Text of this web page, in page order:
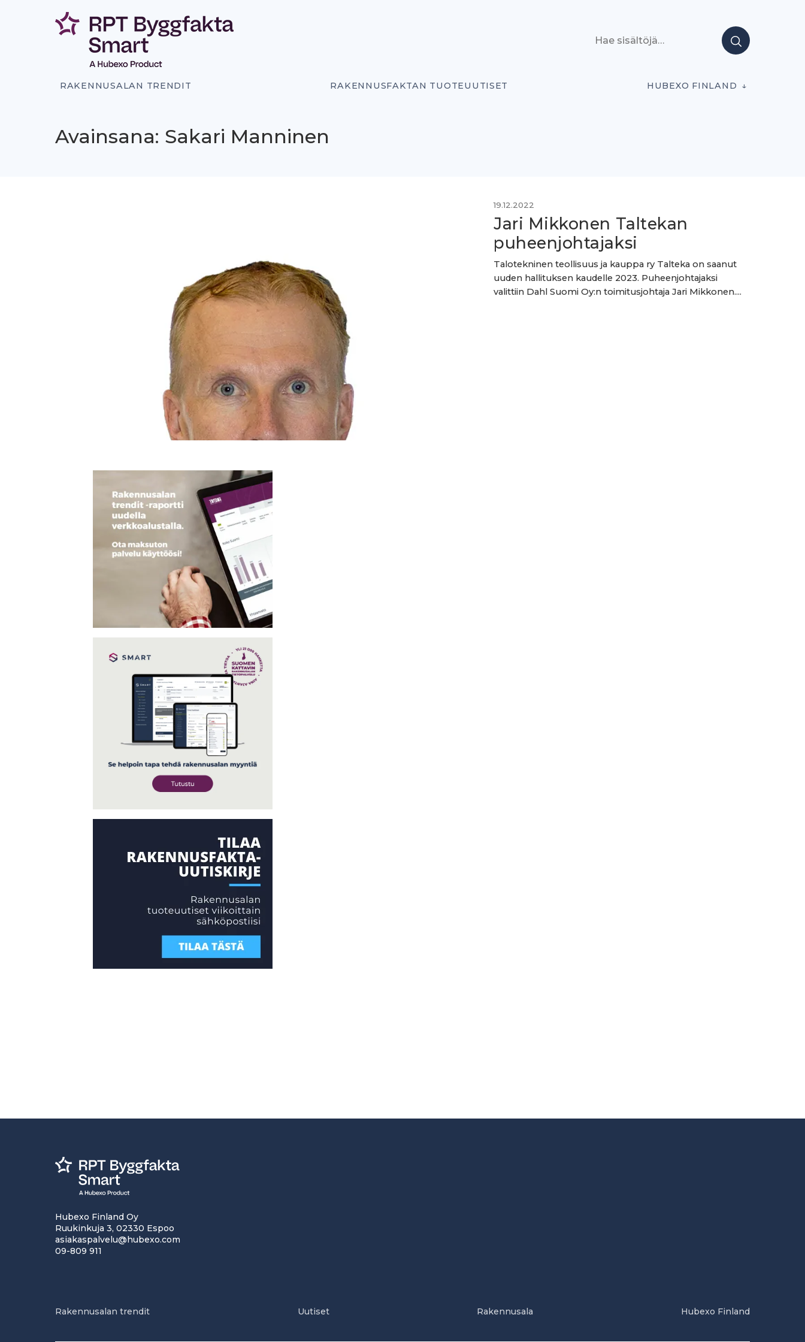
RAKENNUSALAN TRENDIT RAKENNUSFAKTAN TUOTEUUTISET HUBEXO FINLAND
Avainsana: Sakari Manninen
19.12.2022
Jari Mikkonen Taltekan
puheenjohtajaksi
Talotekninen teollisuus ja kauppa ry Talteka on saanut
uuden hallituksen kaudelle 2023. Puheenjohtajaksi
valittiin Dahl Suomi Oy:n toimitusjohtaja Jari Mikkonen....
Hubexo Finland Oy
Ruukinkuja 3, 02330 Espoo
asiakaspalvelu@hubexo.com
09-809 911
Rakennusalan trendit Uutiset Rakennusala Hubexo Finland